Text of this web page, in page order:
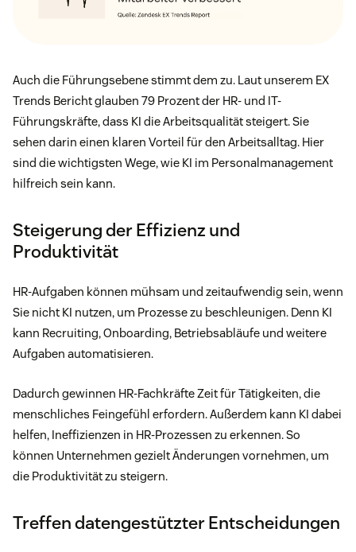
Auch die Führungsebene stimmt dem zu. Laut unserem EX
Trends Bericht glauben 79 Prozent der HR- und IT-
Führungskräfte, dass KI die Arbeitsqualität steigert. Sie
sehen darin einen klaren Vorteil für den Arbeitsalltag. Hier
sind die wichtigsten Wege, wie KI im Personalmanagement
hilfreich sein kann.
Steigerung der Effizienz und
Produktivität
HR-Aufgaben können mühsam und zeitaufwendig sein, wenn
Sie nicht KI nutzen, um Prozesse zu beschleunigen. Denn KI
kann Recruiting, Onboarding, Betriebsabläufe und weitere
Aufgaben automatisieren.
Dadurch gewinnen HR-Fachkräfte Zeit für Tätigkeiten, die
menschliches Feingefühl erfordern. Außerdem kann KI dabei
helfen, Ineffizienzen in HR-Prozessen zu erkennen. So
können Unternehmen gezielt Änderungen vornehmen, um
die Produktivität zu steigern.
Treffen datengestützter Entscheidungen